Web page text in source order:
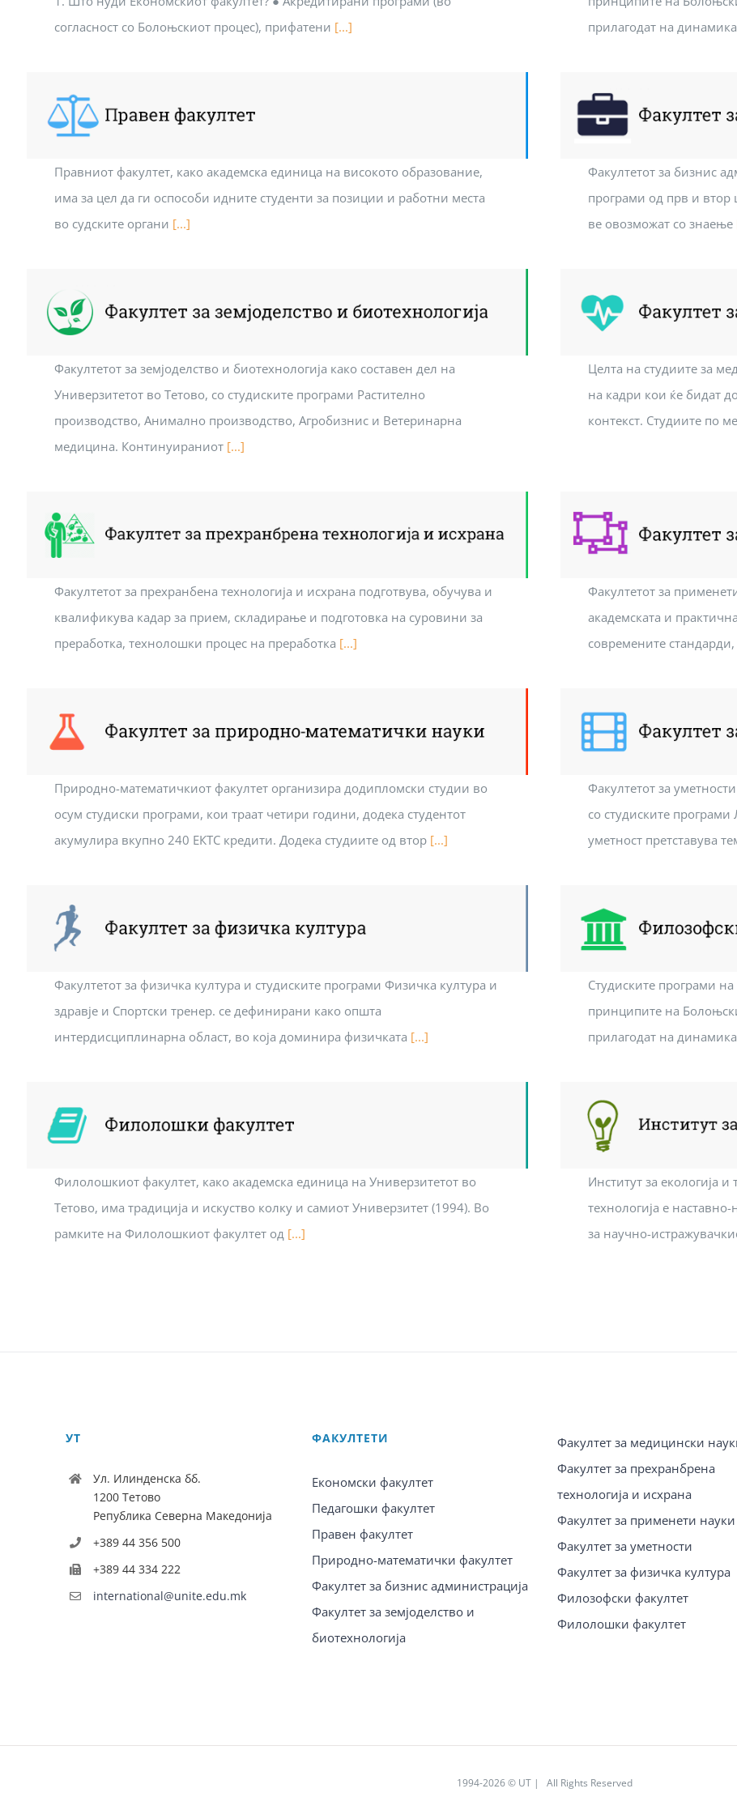
согласност со Болоњскиот процес), прифатени [...]
прилагодат на
Правниот факултет, како академска единица на високото образование,
има за цел да ги оспособи идните студенти за позиции и работни места
во судските органи [...]
Факултетот за бизнис
програми од прв и втор
ве овозможат со знаење
Факултетот за земјоделство и биотехнологија како составен дел на
Универзитетот во Тетово, со студиските програми Растително
производство, Анимално производство, Агробизнис и Ветеринарна
медицина. Континуираниот [...]
Целта на студиите за
на кадри кои ќе бидат
контекст. Студиите по
Факултетот за прехранбена технологија и исхрана подготвува, обучува и
квалификува кадар за прием, складирање и подготовка на суровини за
преработка, технолошки процес на преработка [...]
Факултетот за
академската и
современите
Природно-математичкиот факултет организира додипломски студии во
осум студиски програми, кои траат четири години, додека студентот
акумулира вкупно 240 ЕКТС кредити. Додека студиите од втор [...]
Факултетот за
со студиските
уметност претставува
Факултетот за физичка култура и студиските програми Физичка култура и
здравје и Спортски тренер. се дефинирани како општа
интердисциплинарна област, во која доминира физичката [...]
Студиските програми
принципите на
прилагодат на
Филолошкиот факултет, како академска единица на Универзитетот во
Тетово, има традиција и искуство колку и самиот Универзитет (1994). Во
рамките на Филолошкиот факултет од [...]
Институт за екологија и
технологија е
за научно-
УТ
Ул. Илинденска бб.
1200 Тетово
Република Северна Македонија
+389 44 356 500
+389 44 334 222
international@unite.edu.mk
ФАКУЛТЕТИ
Економски факултет
Педагошки факултет
Правен факултет
Природно-математички факултет
Факултет за бизнис администрација
Факултет за земјоделство и
биотехнологија
Факултет за медицински
Факултет за прехранбрена
технологија и исхрана
Факултет за применети науки
Факултет за уметности
Факултет за физичка култура
Филозофски факултет
Филолошки факултет
1994-2026 © UT | All Rights Reserved